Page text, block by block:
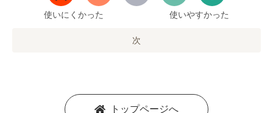
使いにくかった 使いやすかった
次
トップページへ